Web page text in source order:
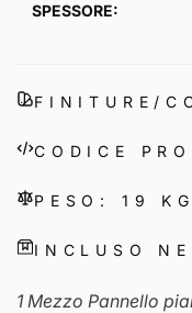
SPESSORE:
FINITURE/
CODICE
PESO: 19 KG
INCLUSO
1 Mezzo Pannello